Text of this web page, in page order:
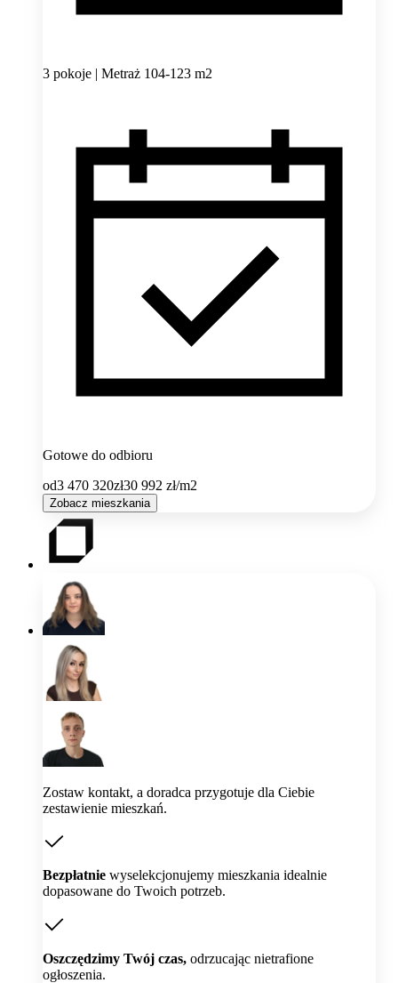
3 pokoje | Metraż 104-123 m2
Gotowe do odbioru
od3 470 320zł30 992 zł/m2
Zobacz mieszkania
Zostaw kontakt, a doradca przygotuje dla Ciebie
zestawienie mieszkań.
Bezpłatnie wyselekcjonujemy mieszkania idealnie
dopasowane do Twoich potrzeb.
Oszczędzimy Twój czas, odrzucając nietrafione
ogłoszenia.